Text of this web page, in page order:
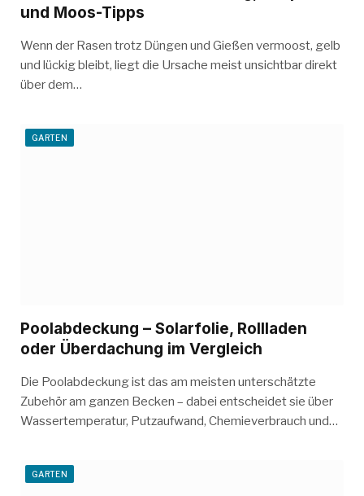
und Moos-Tipps
Wenn der Rasen trotz Düngen und Gießen vermoost, gelb
und lückig bleibt, liegt die Ursache meist unsichtbar direkt
über dem…
GARTEN
Poolabdeckung – Solarfolie, Rollladen
oder Überdachung im Vergleich
Die Poolabdeckung ist das am meisten unterschätzte
Zubehör am ganzen Becken – dabei entscheidet sie über
Wassertemperatur, Putzaufwand, Chemieverbrauch und…
GARTEN